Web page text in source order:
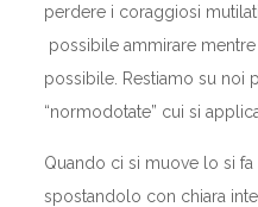
perdere i coraggiosi
possibile ammirare
possibile. Restiamo su noi
“normodotate” cui si
Quando ci si muove lo si
spostandolo con chiara